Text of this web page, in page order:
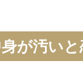
が汚い